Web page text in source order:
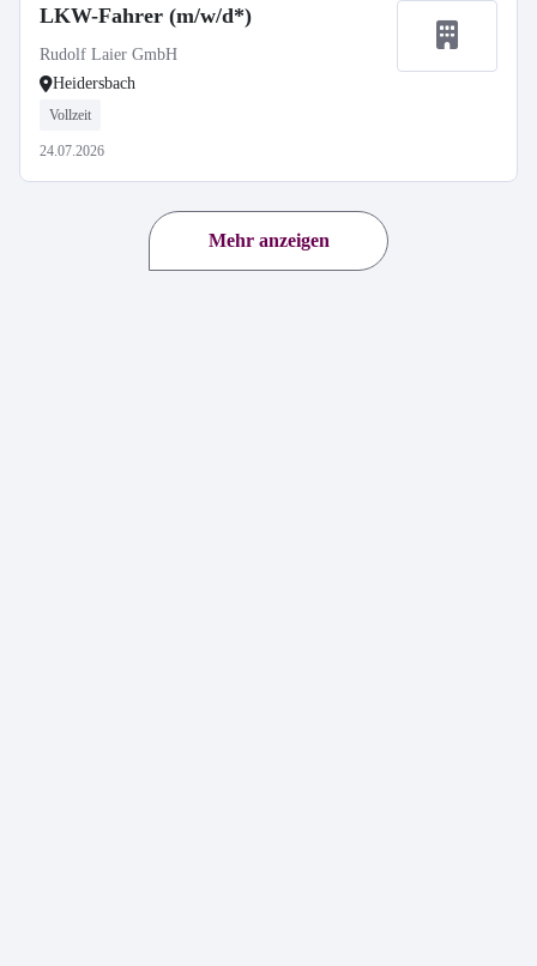
LKW-Fahrer (m/w/d*)
Rudolf Laier GmbH
Heidersbach
Vollzeit
24.07.2026
Mehr anzeigen